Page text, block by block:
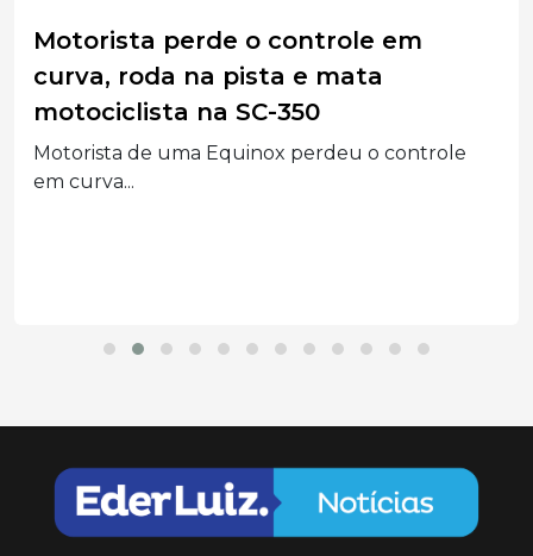
Motorista perde o controle em
curva, roda na pista e mata
motociclista na SC-350
Motorista de uma Equinox perdeu o controle
em curva...